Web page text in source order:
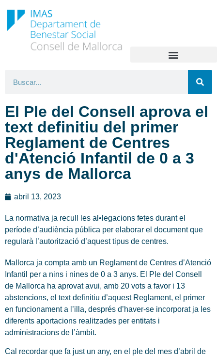
El Ple del Consell aprova el
text definitiu del primer
Reglament de Centres
d'Atenció Infantil de 0 a 3
anys de Mallorca
abril 13, 2023
La normativa ja recull les al•legacions fetes durant el
període d’audiència pública per elaborar el document que
regularà l’autorització d’aquest tipus de centres.
Mallorca ja compta amb un Reglament de Centres d’Atenció
Infantil per a nins i nines de 0 a 3 anys. El Ple del Consell
de Mallorca ha aprovat avui, amb 20 vots a favor i 13
abstencions, el text definitiu d’aquest Reglament, el primer
en funcionament a l’illa, després d’haver-se incorporat ja les
diferents aportacions realitzades per entitats i
administracions de l’àmbit.
Cal recordar que fa just un any, en el ple del mes d’abril de